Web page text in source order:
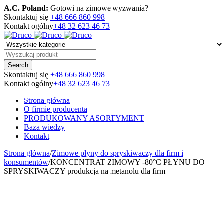
A.C. Poland: Gotowi na zimowe wyzwania?
Skontaktuj się +48 666 860 998
Kontakt ogólny+48 32 623 46 73
Skontaktuj się +48 666 860 998
Kontakt ogólny+48 32 623 46 73
Strona główna
O firmie producenta
PRODUKOWANY ASORTYMENT
Baza wiedzy
Kontakt
Strona główna/Zimowe płyny do spryskiwaczy dla firm i
konsumentów/KONCENTRAT ZIMOWY -80°C PŁYNU DO
SPRYSKIWACZY produkcja na metanolu dla firm